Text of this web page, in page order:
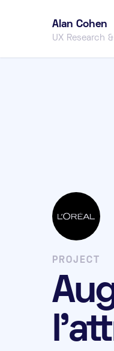
Alan Cohen
UX Research
PROJECT